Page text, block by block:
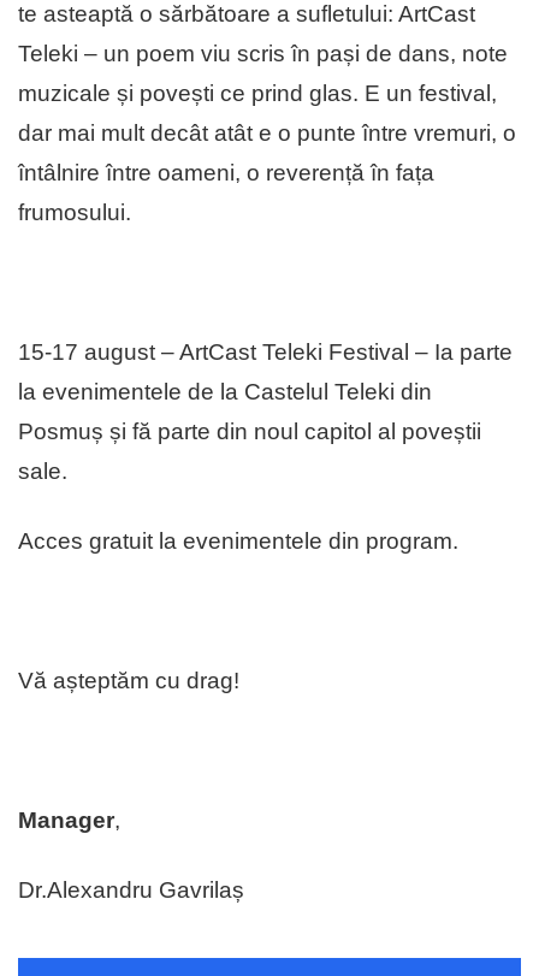
te asteaptă o sărbătoare a sufletului: ArtCast
Teleki – un poem viu scris în pași de dans, note
muzicale și povești ce prind glas. E un festival,
dar mai mult decât atât e o punte între vremuri, o
întâlnire între oameni, o reverență în fața
frumosului.
15-17 august – ArtCast Teleki Festival – Ia parte
la evenimentele de la Castelul Teleki din
Posmuș și fă parte din noul capitol al poveștii
sale.
Acces gratuit la evenimentele din program.
Vă așteptăm cu drag!
Manager,
Dr.Alexandru Gavrilaș